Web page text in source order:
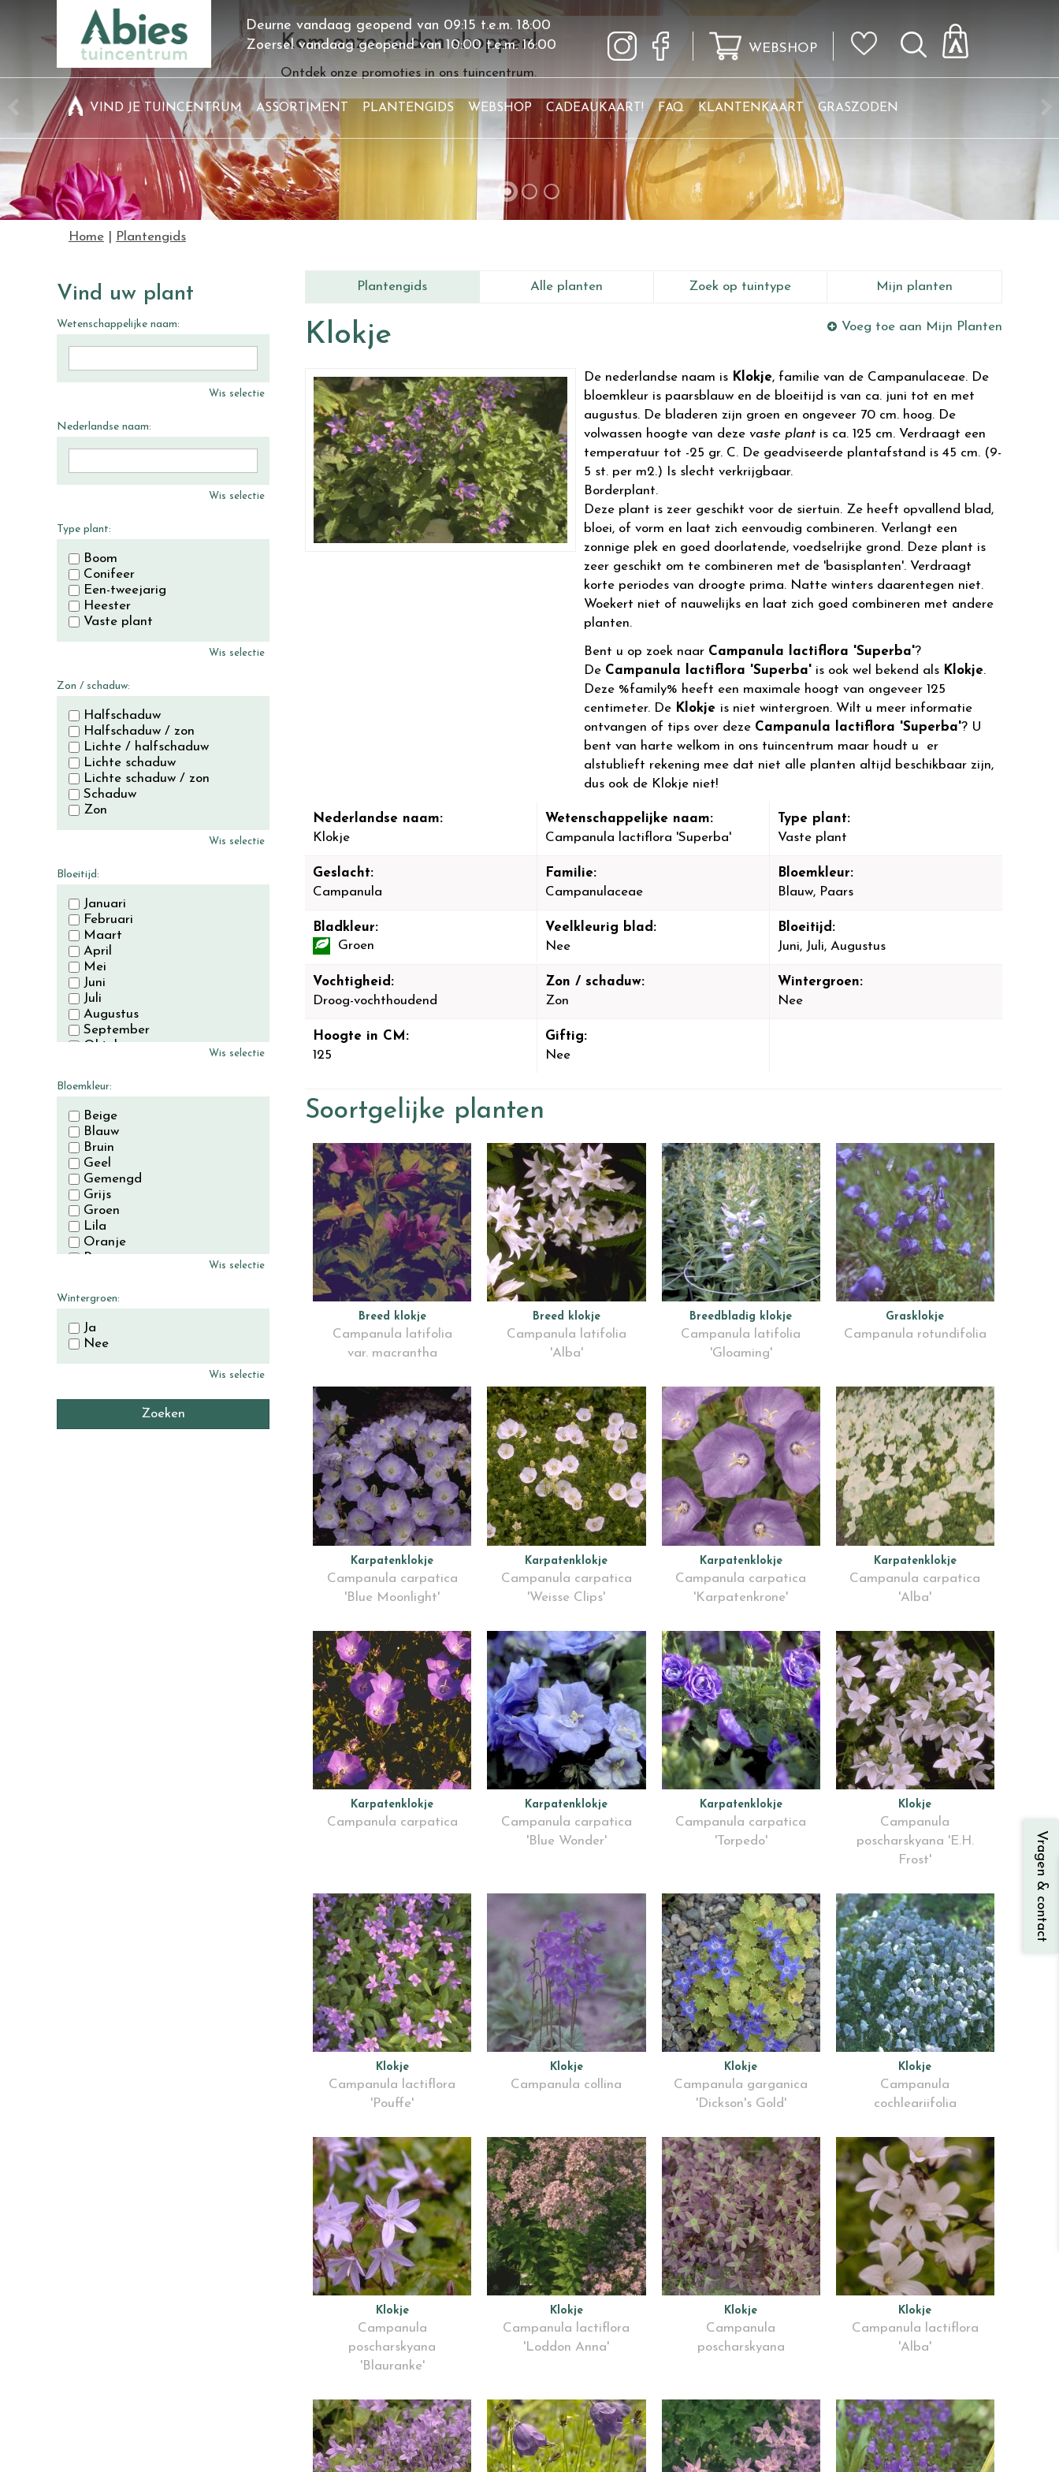
Kom onze solden shoppen!
Ontdek onze promoties in ons tuincentrum.
Home Plantengids
Deurne vandaag geopend van 09:15 t.e.m. 18:00
Zoersel vandaag geopend van10:00t.e.m.16:00 WEBSHOP
VIND JE TUINCENTRUM ASSORTIMENT PLANTENGIDS WEBSHOP CADEAUKAART! FAQ KLANTENKAART GRASZODEN
Plantengids Alle planten Zoek op tuintype Mijn planten
Klokje Voeg toe aan Mijn Planten
De nederlandse naam is Klokje, familie van de Campanulaceae. De
bloemkleur is paarsblauw en de bloeitijd is van ca. juni tot en met
augustus. De bladeren zijn groen en ongeveer 70 cm. hoog. De
volwassen hoogte van deze vaste plant is ca. 125 cm. Verdraagt een
temperatuur tot -25 gr. C. De geadviseerde plantafstand is 45 cm. (9-
5 st. per m2.) Is slecht verkrijgbaar.
Borderplant.
Deze plant is zeer geschikt voor de siertuin. Ze heeft opvallend blad,
bloei, of vorm en laat zich eenvoudig combineren. Verlangt een
zonnige plek en goed doorlatende, voedselrijke grond. Deze plant is
zeer geschikt om te combineren met de 'basisplanten'. Verdraagt
korte periodes van droogte prima. Natte winters daarentegen niet.
Woekert niet of nauwelijks en laat zich goed combineren met andere
planten.
Bent u op zoek naar Campanula lactiflora 'Superba'?
De Campanula lactiflora 'Superba' is ook wel bekend als Klokje.
Deze %family% heeft een maximale hoogt van ongeveer 125
centimeter. De Klokje is niet wintergroen. Wilt u meer informatie
ontvangen of tips over deze Campanula lactiflora 'Superba'? U
bent van harte welkom in ons tuincentrum maar houdt u er
alstublieft rekening mee dat niet alle planten altijd beschikbaar zijn,
dus ook de Klokje niet!
Nederlandse naam:
Klokje
Wetenschappelijke naam:
Campanula lactiflora 'Superba'
Type plant:
Vaste plant
Geslacht:
Campanula
Familie:
Campanulaceae
Bloemkleur:
Blauw, Paars
Bladkleur:
Groen
Veelkleurig blad:
Nee
Bloeitijd:
Juni, Juli, Augustus
Vochtigheid:
Droog-vochthoudend
Zon / schaduw:
Zon
Wintergroen:
Nee
Hoogte in CM:
125
Giftig:
Nee
Soortgelijke planten
Breed klokje
Campanula latifolia
var. macrantha
Breed klokje
Campanula latifolia
'Alba'
Breedbladig klokje
Campanula latifolia
'Gloaming'
Grasklokje
Campanula rotundifolia
Karpatenklokje
Campanula carpatica
'Blue Moonlight'
Karpatenklokje
Campanula carpatica
'Weisse Clips'
Karpatenklokje
Campanula carpatica
'Karpatenkrone'
Karpatenklokje
Campanula carpatica
'Alba'
Karpatenklokje
Campanula carpatica
Karpatenklokje
Campanula carpatica
'Blue Wonder'
Karpatenklokje
Campanula carpatica
'Torpedo'
Klokje
Campanula
poscharskyana 'E.H.
Frost'
Klokje
Campanula lactiflora
'Pouffe'
Klokje
Campanula collina
Klokje
Campanula garganica
'Dickson's Gold'
Klokje
Campanula
cochleariifolia
Klokje
Campanula
poscharskyana
'Blauranke'
Klokje
Campanula lactiflora
'Loddon Anna'
Klokje
Campanula
poscharskyana
Klokje
Campanula lactiflora
'Alba'
Vind uw plant
Wetenschappelijke naam:
Wis selectie
Nederlandse naam:
Wis selectie
Type plant:
Boom
Conifeer
Een-tweejarig
Heester
Vaste plant
Wis selectie
Zon / schaduw:
Halfschaduw
Halfschaduw / zon
Lichte / halfschaduw
Lichte schaduw
Lichte schaduw / zon
Schaduw
Zon
Wis selectie
Bloeitijd:
Januari
Februari
Maart
April
Mei
Juni
Juli
Augustus
September
Oktober
Wis selectie
Bloemkleur:
Beige
Blauw
Bruin
Geel
Gemengd
Grijs
Groen
Lila
Oranje
Paars
Wit
Zwart
Wis selectie
Wintergroen:
Ja
Nee
Wis selectie
Vragen & contact